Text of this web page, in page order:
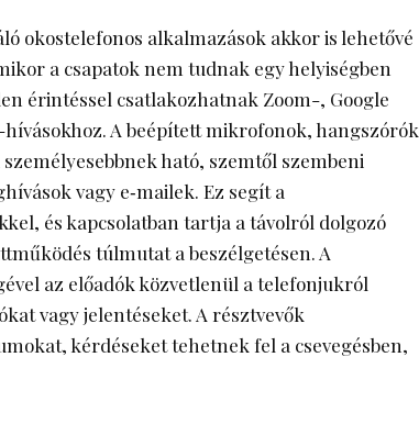
okostelefonos alkalmazások akkor is lehetővé
a csapatok nem tudnak egy helyiségben
érintéssel csatlakozhatnak Zoom-, Google
A beépített mikrofonok, hangszórók
ható, szemtől szembeni
vagy e‑mailek. Ez segít a
és kapcsolatban tartja a távolról dolgozó
túlmutat a beszélgetésen. A
az előadók közvetlenül a telefonjukról
vagy jelentéseket. A résztvevők
kérdéseket tehetnek fel a csevegésben,